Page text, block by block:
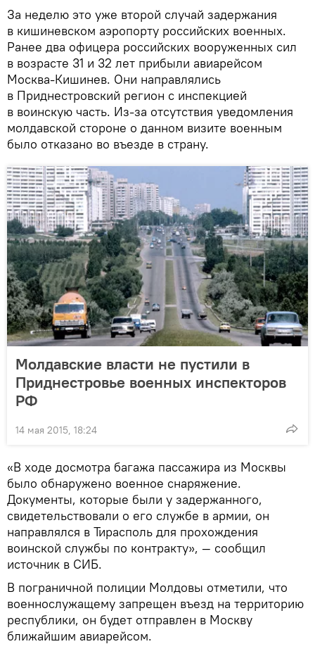
За неделю это уже второй случай задержания
в кишиневском аэропорту российских военных.
Ранее два офицера российских вооруженных сил
в возрасте 31 и 32 лет прибыли авиарейсом
Москва-Кишинев. Они направлялись
в Приднестровский регион с инспекцией
в воинскую часть. Из-за отсутствия уведомления
молдавской стороне о данном визите военным
было отказано во въезде в страну.
Молдавские власти не пустили в
Приднестровье военных инспекторов
РФ
14 мая 2015, 18:24
«В ходе досмотра багажа пассажира из Москвы
было обнаружено военное снаряжение.
Документы, которые были у задержанного,
свидетельствовали о его службе в армии, он
направлялся в Тирасполь для прохождения
воинской службы по контракту», — сообщил
источник в СИБ.
В пограничной полиции Молдовы отметили, что
военнослужащему запрещен въезд на территорию
республики, он будет отправлен в Москву
ближайшим авиарейсом.